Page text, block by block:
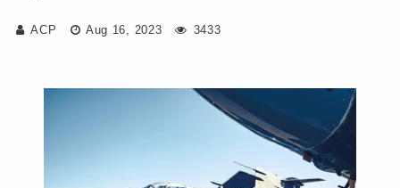
ACP Aug 16, 2023 3433